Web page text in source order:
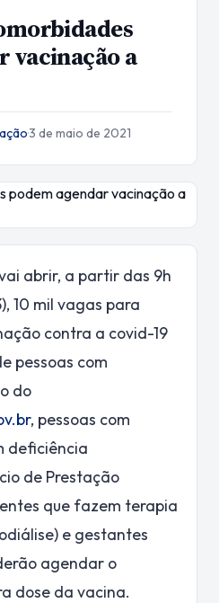
vacinação a
·3 de maio de 2021
abrir, a partir das 9h
10 mil vagas para
contra a covid-19
pessoas com
do
, pessoas com
deficiência
de Prestação
que fazem terapia
e gestantes
agendar o
dose da vacina.